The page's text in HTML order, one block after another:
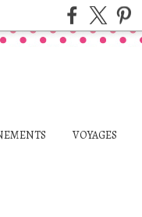
VOYAGES